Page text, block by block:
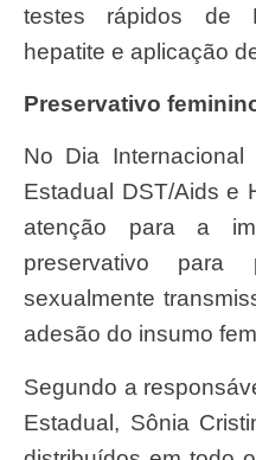
testes rápidos de
hepatite e aplicação
Preservativo
No Dia Internacional da Mulher, o Programa
Estadual DST/Aids e
atenção para a
preservativo para
sexualmente
adesão do insumo
Segundo a responsável técnica pelo Programa
Estadual, Sônia